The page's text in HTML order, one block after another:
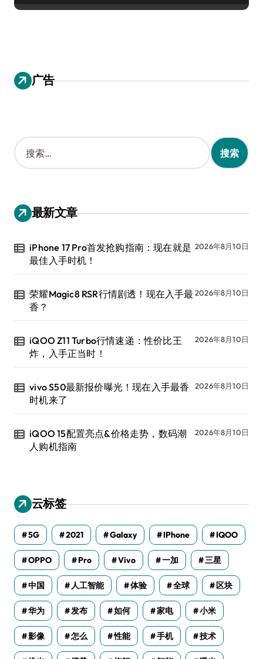
广告
搜
索
：
最新文章
iPhone 17 Pro首发抢购指南：现在就是
最佳入手时机！
2026年8月10日
荣耀Magic8 RSR行情剧透！现在入手最
香？
2026年8月10日
iQOO Z11 Turbo行情速递：性价比王
炸，入手正当时！
2026年8月10日
vivo S50最新报价曝光！现在入手最香
时机来了
2026年8月10日
iQOO 15配置亮点&价格走势，数码潮
人购机指南
2026年8月10日
云标签
5G 2021 Galaxy IPhone IQOO
OPPO Pro Vivo 一加 三星
中国 人工智能 体验 全球 区块
华为 发布 如何 家电 小米
影像 怎么 性能 手机 技术